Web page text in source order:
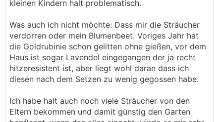
kleinen Kindern halt problematisch.
Was auch ich nicht möchte: Dass mir die Sträucher
verdorren oder mein Blumenbeet. Voriges Jahr hat
die Goldrubinie schon gelitten ohne gießen, vor dem
Haus ist sogar Lavendel eingegangen der ja recht
hitzeresistent ist, aber liegt wohl daran dass ich
diesen nach dem Setzen zu wenig gegossen habe.
Ich habe halt auch noch viele Sträucher von den
Eltern bekommen und damit günstig den Garten